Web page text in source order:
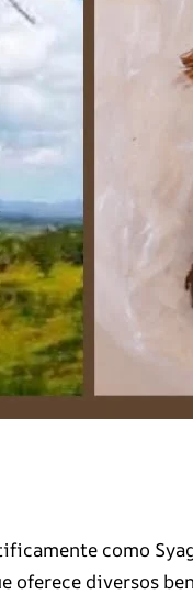
como
oferece diversos